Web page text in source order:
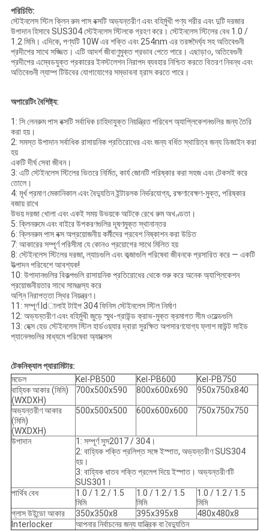
পরিচিতি:
স্টেইনলেস স্টিল ক্লিন রুম পাস বক্সটি অভ্যন্তরীণ এবং বহির্মুখী পণ্য শরীর এবং দুটি দরজার
উপাদান হিসাবে SUS304 স্টেইনলেস স্টিলকে গ্রহণ করে। স্টেইনলেস স্টিলের বেধ 1.0 /
1.2 মিমি। এদিকে, পণ্যটি 10W এর শক্তি এবং 254nm এর তরঙ্গদৈর্ঘ্য সহ অতিবেগুনী
প্রদীপের সাথে সজ্জিত। এটি আদর্শ জীবাণুমুক্ত প্রভাব পেতে পারে। এছাড়াও, অতিবেগুনী
প্রদীপের এম্বেডযুক্ত প্রকারের ইনস্টলেশন নিরাপদ ব্যবহার নিশ্চিত করতে বিতরণ নিবন্ধ এবং
অতিবেগুনী ল্যাম্প টিউবের যোগাযোগের সম্ভাবনা হ্রাস করতে পারে।
অপারেটিং বৈশিষ্ট্য:
1: সিলেনরুম পাস বক্সটি সর্বাধিক চাহিদাযুক্তনিয়ন্ত্রিত পরিবেশ অ্যাপ্লিকেশনগুলির জন্য তৈরি
করা হয়।
2: সমস্ত উপাদান সর্বাধিক রাসায়নিক প্রতিরোধের এবং জন্য বর্ধিতস্থায়িত্ব জন্যডিজাইনকরা
হয়
একটি দীর্ঘসেবা জীবন।
3: এটি স্টেইনলেস স্টিলের ভিতরে নির্মিত, কার্য জোনটি পরিষ্কার করা সহজ এবং টেকসই করে
তোলে।
4: মূর্খ প্রমাণ মেকানিকাল এবং বৈদ্যুতিন ইন্টারলক নির্ভরযোগ্য, রক্ষণাবেক্ষণ-মুক্ত, পরিষ্কার
বজায় রাখে
উভয় দরজা খোলা এবং একই সময় উভয়কে আটকে রেখে রুম অখণ্ডতা।
5: ক্লিনরুমে এবং বাইরে উপকরণগুলির দূষণমুক্ত স্থানান্তর
6: ক্লিনরুম পাস বক্স অপ্রয়োজনীয় কর্মীদের প্রবেশ নিষ্কাশন করা উচিত
7: আকারের সম্পূর্ণ পরিসীমা যে কোনও প্রয়োগের সাথে মিলিত হয়
8: স্টেইনলেস স্টিলের দরজা, ল্যাচগুলি এবং কব্জাগুলি পরিষেবা জীবনকে প্রসারিত করে — একটি
উত্পাদন পরিবেশে আবশ্যক!
10: উপাদানগুলির বিকল্পগুলি রাসায়নিক প্রতিরোধের থেকে শুরু করে অনেক অ্যাপ্লিকেশন
প্রয়োজনীয়তার সাথে সামঞ্জস্য করে
অগ্নি নিরাপত্তা স্থির নিয়ন্ত্রণ।
11: সম্পূর্ণ ldালাই টাইপ 304 ফিনিস স্টেইনলেস স্টিল নির্মাণ
12: অভ্যন্তরীণ এবং বহির্মুখী জুড়ে স্মুথ-গ্রাউন্ড ক্রাভ-মুক্ত ক্রমাগত সীম ওয়েল্ডগুলি
13: হেক্স হেড স্টেইনলেস স্টিল হার্ডওয়্যার দ্বারা সুরক্ষিত অপসারণযোগ্য ফ্লাশ মাউন্ট সাইড
প্যানেলগুলির মাধ্যমে পরিষেবা অ্যাক্সেস
টেকনিক্যাল প্যারামিটার:
মডেল
Kel-PB500 Kel-PB600
Kel-PB750
বাহ্যিক আকার (মিমি)
(WXDXH)
700x500x590 800x600x690 950x750x840
অভ্যন্তরীণ আকার
(মিমি)
(WXDXH)
500x500x500 600x600x600 750x750x750
উপাদান
1: সম্পূর্ণ সুস2017 / 304।
2: বাহ্যিক শক্তি প্রলিপ্ত সঙ্গে ইস্পাত, অভ্যন্তরীণ SUS304
হয়।
3: বাহ্যিক ধাতব শক্তি প্রলেপ দিয়ে ইস্পাত। অভ্যন্তরীণটি
SUS301।
পার্থিব বেধ
1.0 / 1.2 / 1.5
মিমি
1.0 / 1.2 / 1.5
মিমি
1.0 / 1.2 / 1.5
মিমি
গ্লাস উইন্ডো আকার
350x350x8 395x395x8
480x480x8
Interlocker
আপনার নির্বাচনের জন্য যান্ত্রিক বা বৈদ্যুতিন